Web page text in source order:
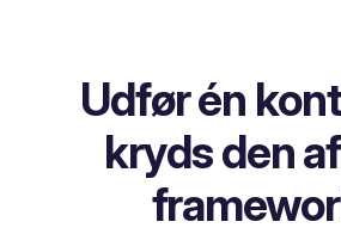
Udfør én
kryds den